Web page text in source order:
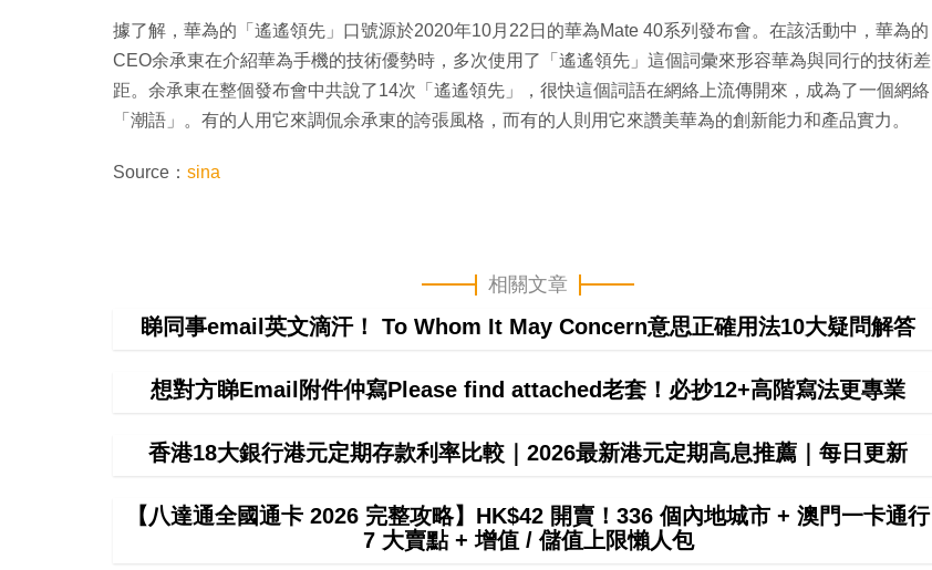
據了解，華為的「遙遙領先」口號源於2020年10月22日的華為Mate 40系列發布會。在該活動中，華為的
CEO余承東在介紹華為手機的技術優勢時，多次使用了「遙遙領先」這個詞彙來形容華為與同行的技術差
距​​。余承東在整個發布會中共說了14次「遙遙領先」，很快這個詞語在網絡上流傳開來，成為了一個網絡
「潮語」。有的人用它來調侃余承東的誇張風格，而有的人則用它來讚美華為的創新能力和產品實力​​。
Source： sina
相關文章
睇同事email英文滴汗！ To Whom It May Concern意思正確用法10大疑問解答
想對方睇Email附件仲寫Please find attached老套！必抄12+高階寫法更專業
香港18大銀行港元定期存款利率比較｜2026最新港元定期高息推薦｜每日更新
【八達通全國通卡 2026 完整攻略】HK$42 開賣！336 個內地城市 + 澳門一卡通行
7 大賣點 + 增值 / 儲值上限懶人包